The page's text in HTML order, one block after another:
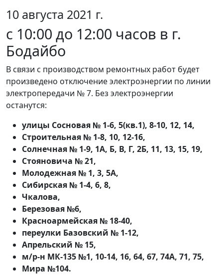
10 августа 2021 г.
с 10:00 до 12:00 часов в г.
Бодайбо
В связи с производством ремонтных работ будет
произведено отключение электроэнергии по линии
электропередачи № 7. Без электроэнергии
останутся:
улицы Сосновая № 1-6, 5(кв.1), 8-10, 12, 14,
Строительная № 1-8, 10, 12-16,
Солнечная № 1-9, 1А, Б, В, Г, 2Б, 11, 13, 15, 19,
Стояновича № 21,
Молодежная № 1, 3, 5А,
Сибирская № 1-4, 6, 8,
Чкалова,
Березовая №6,
Красноармейская № 18-40,
переулки Базовский № 1-12,
Апрельский № 15,
м/р-н МК-135 №1, 10-14, 16, 64, 67, 74А, 71, 75,
Мира №104.